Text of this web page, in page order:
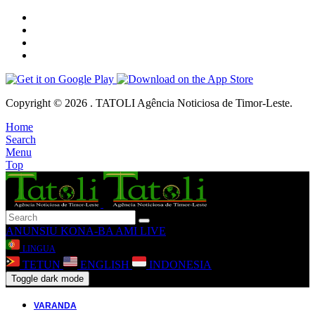
Copyright © 2026 . TATOLI Agência Noticiosa de Timor-Leste.
Home
Search
Menu
Top
ANUNSIU KONA-BA AMI LIVE
LINGUA
TETUN ENGLISH INDONESIA
Toggle dark mode
VARANDA